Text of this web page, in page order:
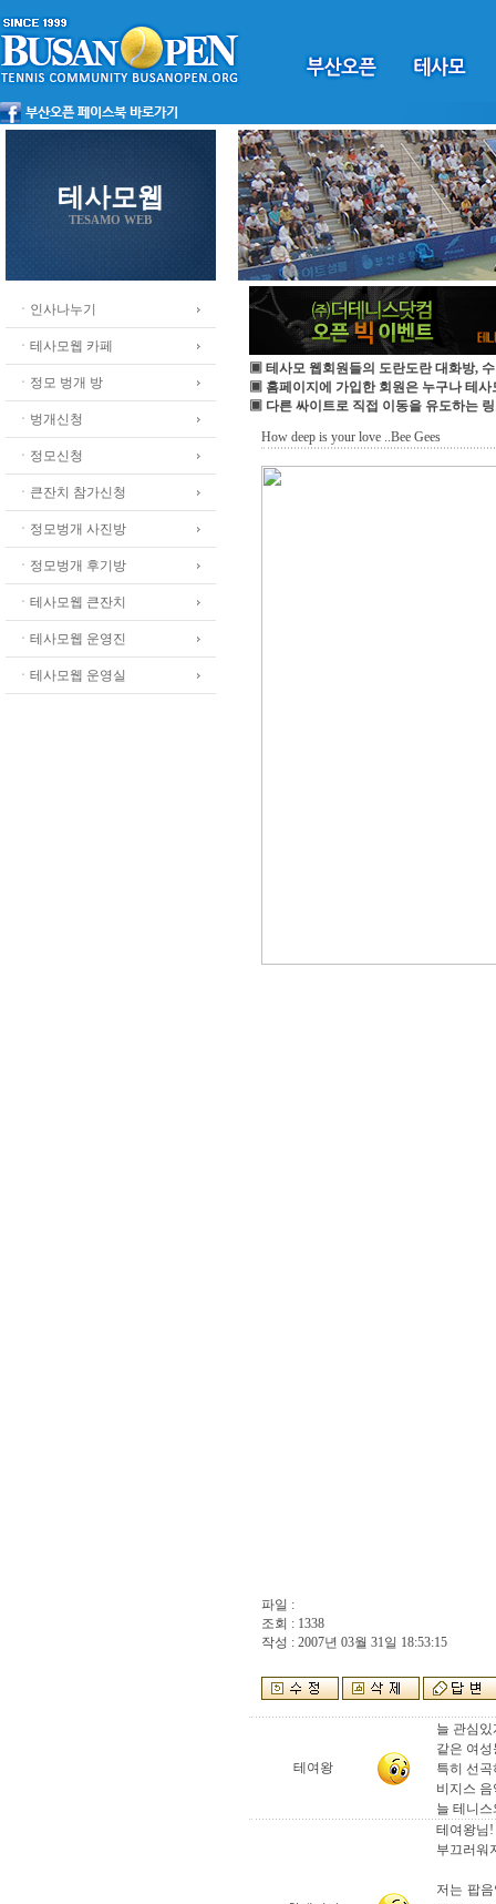
테사모웹
TESAMO WEB
ㆍ인사나누기
ㆍ테사모웹 카페
ㆍ정모 벙개 방
ㆍ벙개신청
ㆍ정모신청
ㆍ큰잔치 참가신청
ㆍ정모벙개 사진방
ㆍ정모벙개 후기방
ㆍ테사모웹 큰잔치
ㆍ테사모웹 운영진
ㆍ테사모웹 운영실
▣ 테사모 웹회원들의 도란도란 대화방,
▣ 홈페이지에 가입한 회원은 누구나 테사
▣ 다른 싸이트로 직접 이동을 유도하는
How deep is your love ..Bee Gees
파일 :
조회 : 1338
작성 : 2007년 03월 31일 18:53:15
테여왕
늘 관심
같은 여
특히 선
비지스
늘 테니
테여왕님!
부끄러워
저는 팝